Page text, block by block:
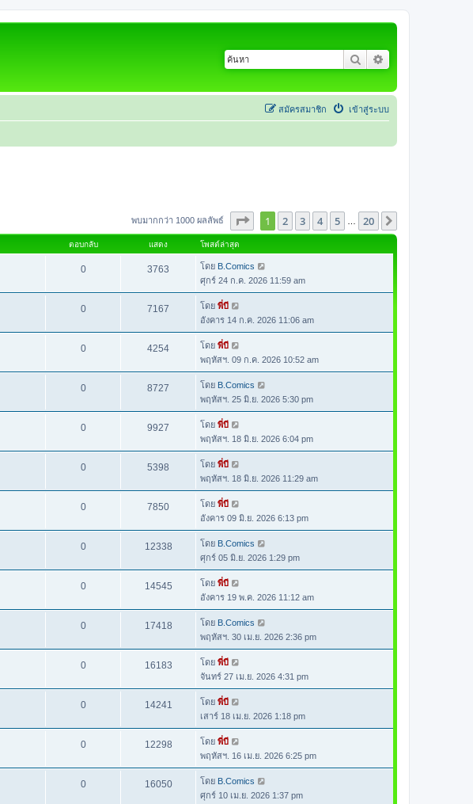
ค้นหา
เข้าสู่ระบบ
สมัครสมาชิก
พบมากกว่า 1000 ผลลัพธ์ หน้า จากทั้งหมด 20
1 2 3 4 5 20
ตอบกลับ แสดง โพสต์ล่าสุด
0 3763 โดย B.Comics
ศุกร์ 24 ก.ค. 2026 11:59 am
0 7167 โดย พี่บี
อังคาร 14 ก.ค. 2026 11:06 am
0 4254 โดย พี่บี
พฤหัสฯ. 09 ก.ค. 2026 10:52 am
0 8727 โดย B.Comics
พฤหัสฯ. 25 มิ.ย. 2026 5:30 pm
0 9927 โดย พี่บี
พฤหัสฯ. 18 มิ.ย. 2026 6:04 pm
0 5398 โดย พี่บี
พฤหัสฯ. 18 มิ.ย. 2026 11:29 am
0 7850 โดย พี่บี
อังคาร 09 มิ.ย. 2026 6:13 pm
0 12338 โดย B.Comics
ศุกร์ 05 มิ.ย. 2026 1:29 pm
0 14545 โดย พี่บี
อังคาร 19 พ.ค. 2026 11:12 am
0 17418 โดย B.Comics
พฤหัสฯ. 30 เม.ย. 2026 2:36 pm
0 16183 โดย พี่บี
จันทร์ 27 เม.ย. 2026 4:31 pm
0 14241 โดย พี่บี
เสาร์ 18 เม.ย. 2026 1:18 pm
0 12298 โดย พี่บี
พฤหัสฯ. 16 เม.ย. 2026 6:25 pm
0 16050 โดย B.Comics
ศุกร์ 10 เม.ย. 2026 1:37 pm